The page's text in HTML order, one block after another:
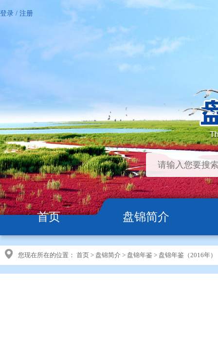
登录 / 注册
首页 盘锦简介
您现在所在的位置： 首页 > 盘锦简介 > 盘锦年鉴 > 盘锦年鉴（2016年）